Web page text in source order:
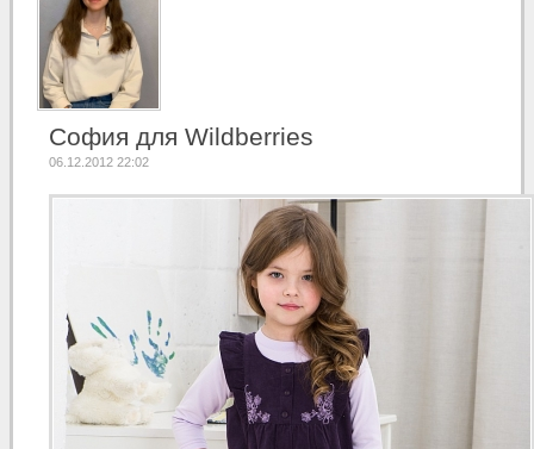
София для Wildberries
06.12.2012 22:02